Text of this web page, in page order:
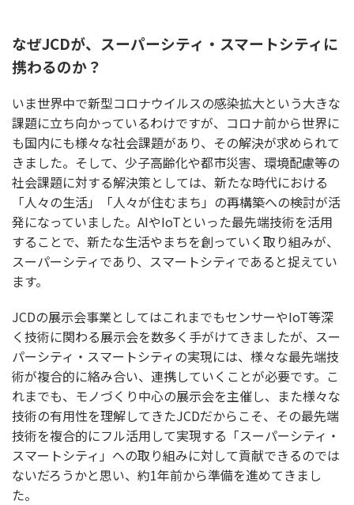
なぜJCDが、スーパーシティ・スマートシティに
携わるのか？
いま世界中で新型コロナウイルスの感染拡大という大きな
課題に立ち向かっているわけですが、コロナ前から世界に
も国内にも様々な社会課題があり、その解決が求められて
きました。そして、少子高齢化や都市災害、環境配慮等の
社会課題に対する解決策としては、新たな時代における
「人々の生活」「人々が住むまち」の再構築への検討が活
発になっていました。AIやIoTといった最先端技術を活用
することで、新たな生活やまちを創っていく取り組みが、
スーパーシティであり、スマートシティであると捉えてい
ます。
JCDの展示会事業としてはこれまでもセンサーやIoT等深
く技術に関わる展示会を数多く手がけてきましたが、スー
パーシティ・スマートシティの実現には、様々な最先端技
術が複合的に絡み合い、連携していくことが必要です。こ
れまでも、モノづくり中心の展示会を主催し、また様々な
技術の有用性を理解してきたJCDだからこそ、その最先端
技術を複合的にフル活用して実現する「スーパーシティ・
スマートシティ」への取り組みに対して貢献できるのでは
ないだろうかと思い、約1年前から準備を進めてきまし
た。